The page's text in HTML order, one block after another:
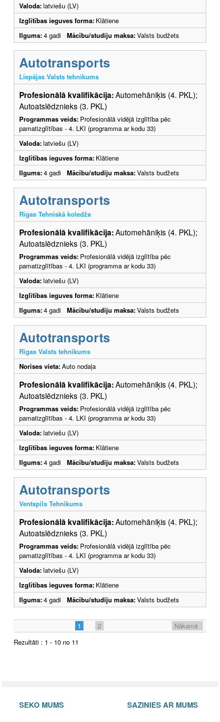
Valoda:latviešu (LV)
Izglītības ieguves forma: Klātiene
Ilgums:4 gadi Mācību/studiju maksa:Valsts budžets
Autotransports
Liepājas Valsts tehnikums
Profesionālā kvalifikācija:Automehāniķis (4. PKL);
Autoatslēdznieks (3. PKL)
Programmas veids: Profesionālā vidējā izglītība pēc
pamatizglītības - 4. LKI (programma ar kodu 33)
Valoda:latviešu (LV)
Izglītības ieguves forma: Klātiene
Ilgums:4 gadi Mācību/studiju maksa:Valsts budžets
Autotransports
Rīgas Tehniskā koledža
Profesionālā kvalifikācija:Automehāniķis (4. PKL);
Autoatslēdznieks (3. PKL)
Programmas veids: Profesionālā vidējā izglītība pēc
pamatizglītības - 4. LKI (programma ar kodu 33)
Valoda:latviešu (LV)
Izglītības ieguves forma: Klātiene
Ilgums:4 gadi Mācību/studiju maksa:Valsts budžets
Autotransports
Rīgas Valsts tehnikums
Norises vieta:Auto nodaļa
Profesionālā kvalifikācija:Automehāniķis (4. PKL);
Autoatslēdznieks (3. PKL)
Programmas veids: Profesionālā vidējā izglītība pēc
pamatizglītības - 4. LKI (programma ar kodu 33)
Valoda:latviešu (LV)
Izglītības ieguves forma: Klātiene
Ilgums:4 gadi Mācību/studiju maksa:Valsts budžets
Autotransports
Ventspils Tehnikums
Profesionālā kvalifikācija:Automehāniķis (4. PKL);
Autoatslēdznieks (3. PKL)
Programmas veids: Profesionālā vidējā izglītība pēc
pamatizglītības - 4. LKI (programma ar kodu 33)
Valoda:latviešu (LV)
Izglītības ieguves forma: Klātiene
Ilgums:4 gadi Mācību/studiju maksa:Valsts budžets
1 2
Nākamā
Rezultāti : 1 - 10 no 11
SEKO MUMS SAZINIES AR MUMS